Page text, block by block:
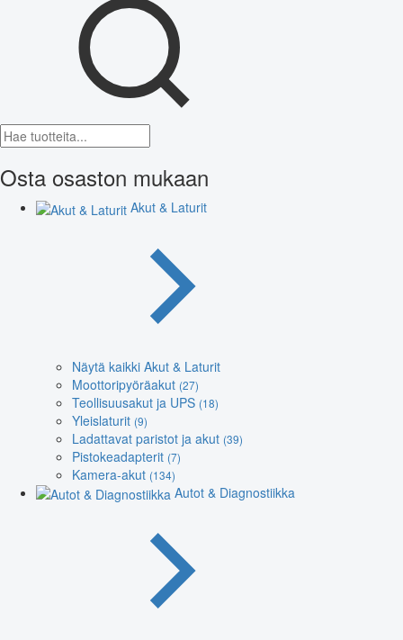
Osta osaston mukaan
Akut & Laturit
Näytä kaikki Akut & Laturit
Moottoripyöräakut (27)
Teollisuusakut ja UPS (18)
Yleislaturit (9)
Ladattavat paristot ja akut (39)
Pistokeadapterit (7)
Kamera-akut (134)
Autot & Diagnostiikka